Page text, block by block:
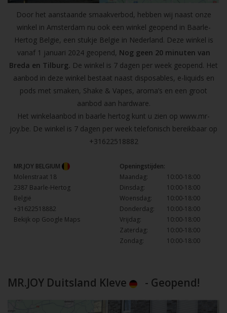
Door het aanstaande smaakverbod, hebben wij naast onze
winkel in Amsterdam nu ook een winkel geopend in Baarle-
Hertog Belgie, een stukje Belgie in Nederland. Deze winkel is
vanaf 1 januari 2024 geopend, Nog geen 20 minuten van
Breda en Tilburg. De winkel is 7 dagen per week geopend. Het
aanbod in deze winkel bestaat naast disposables, e-liquids en
pods met smaken, Shake & Vapes, aroma’s en een groot
aanbod aan hardware.
Het winkelaanbod in baarle hertog kunt u zien op www.mr-
joy.be. De winkel is 7 dagen per week telefonisch bereikbaar op
+31622518882
MR.JOY BELGIUM
Molenstraat 18
2387 Baarle-Hertog
België
+31622518882
Bekijk op Google Maps
Openingstijden:
Maandag:
10:00-18:00
Dinsdag:
10:00-18:00
Woensdag:
10:00-18:00
Donderdag:
10:00-18:00
Vrijdag:
10:00-18:00
Zaterdag:
10:00-18:00
Zondag:
10:00-18:00
MR.JOY Duitsland Kleve - Geopend!